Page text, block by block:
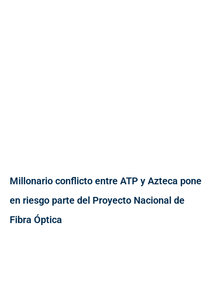
Millonario conflicto entre ATP y Azteca pone
en riesgo parte del Proyecto Nacional de
Fibra Óptica